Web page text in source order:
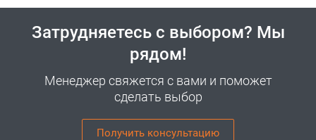
Затрудняетесь с выбором? Мы
рядом!
Менеджер свяжется с вами и поможет
сделать выбор
Получить консультацию